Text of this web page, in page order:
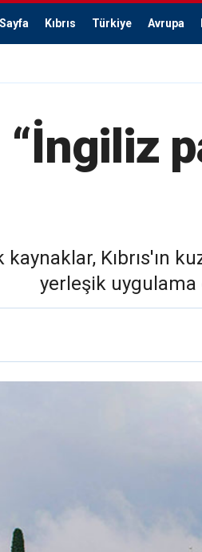
Kıbrıs Türkiye Avrupa
“İngiliz
kaynaklar, Kıbrıs'ın
yerleşik